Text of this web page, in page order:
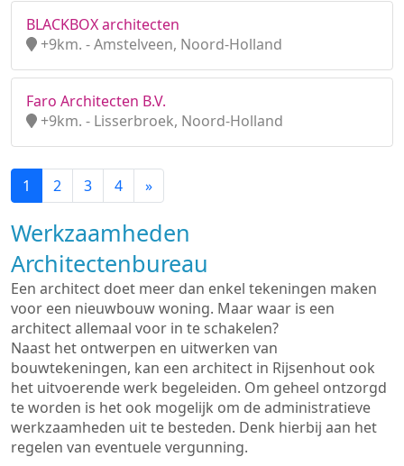
BLACKBOX architecten
+9km. - Amstelveen, Noord-Holland
Faro Architecten B.V.
+9km. - Lisserbroek, Noord-Holland
1 2 3 4 »
Werkzaamheden
Architectenbureau
Een architect doet meer dan enkel tekeningen maken
voor een nieuwbouw woning. Maar waar is een
architect allemaal voor in te schakelen?
Naast het ontwerpen en uitwerken van
bouwtekeningen, kan een architect in Rijsenhout ook
het uitvoerende werk begeleiden. Om geheel ontzorgd
te worden is het ook mogelijk om de administratieve
werkzaamheden uit te besteden. Denk hierbij aan het
regelen van eventuele vergunning.